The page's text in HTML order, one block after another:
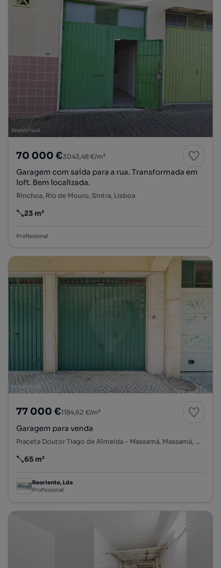
70 000 €3043,48 €/m²
Garagem com saída para a rua. Transformada em
loft. Bem localizada.
Rinchoa, Rio de Mouro, Sintra, Lisboa
Preço por metro quadrado
23 m²
Profissional
77 000 €1184,62 €/m²
Garagem para venda
Praceta Doutor Tiago de Almeida - Massamá, Massamá, Massamá e Monte Abraão, Sintra, Lisboa
Preço por metro quadrado
65 m²
Reoriente, Lda
Profissional